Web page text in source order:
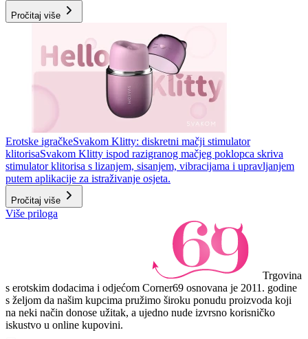
Pročitaj više
Erotske igračkeSvakom Klitty: diskretni mačji stimulator
klitorisaSvakom Klitty ispod razigranog mačjeg poklopca skriva
stimulator klitorisa s lizanjem, sisanjem, vibracijama i upravljanjem
putem aplikacije za istraživanje osjeta.
Pročitaj više
Više priloga
Trgovina
s erotskim dodacima i odjećom Corner69 osnovana je 2011. godine
s željom da našim kupcima pružimo široku ponudu proizvoda koji
na neki način donose užitak, a ujedno nude izvrsno korisničko
iskustvo u online kupovini.